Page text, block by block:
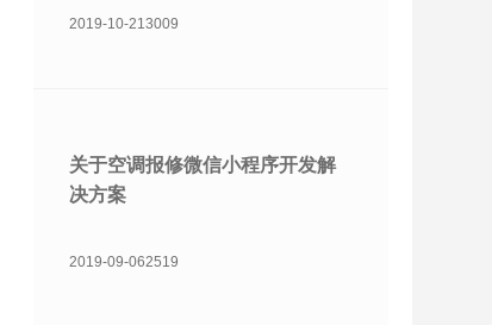
2019-10-213009
关于空调报修微信小程序开发解
决方案
2019-09-062519